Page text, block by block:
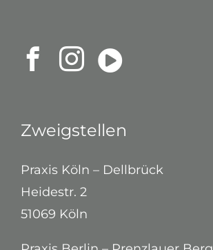
Zweigstellen
Praxis Köln – Dellbrück
Heidestr. 2
51069 Köln